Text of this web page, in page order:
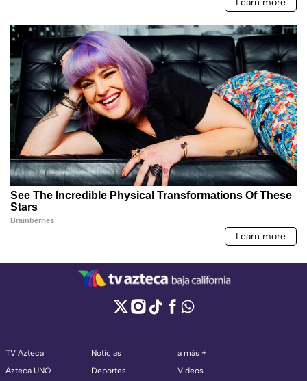
TV Azteca
Azteca UNO
Noticias
Deportes
a más +
Videos